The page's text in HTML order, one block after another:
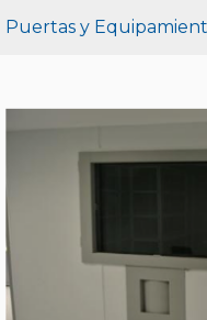
Puertas y